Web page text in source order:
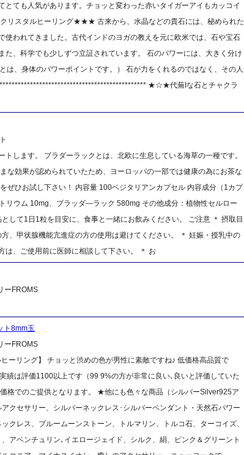
とても人気があります。チョッと変わった赤いタイガーアイもカッコイ
スタルヒーリング★★★ 古来から、水晶などの貴石には、秘められた
使われてきました。古代インドのヨガの教えを元に欧米では、石や宝石
た、科学でも少しずつ立証されています。 石のパワーには、大きく分け
は、身体のパワーポイントです。） 石が力をくれるのではなく、その人
★☆★代蕪Iな石とチャクラ
します。 ブラダーラックとは、北欧に生息している海草の一種です。
な効果が認められていたため、ヨーロッパの一部では健康の為にお茶な
ぜひお試し下さい！ 内容量 100ベジタリアンカプセル 内容成分（1カプ
リウム 10mg、ブラッダ―ラック 580mg その他成分：植物性セルロー
して1日1粒を目安に、食事と一緒にお飲みください。 ご注意 ＊ 摂取目
、甲状腺機能亢進症の方の使用は避けてください。 ＊ 妊娠・授乳中の
は、ご使用前に医師に相談して下さい。 ＊ お
ーFROMS
ト8mm玉
ーFROMS
ーリング】 チョッと渋めの色が男性に素敵ですね♪ 低価格高品質で
績は評価1100以上です（99 9%の方が非常に良い､良いと評価していた
格でのご提供となります。 ★他にも色々な商品（シルバーSilver925ア
クセサリー、シルバーネックレス･シルバーペンダント・天然石パワー
クレス、ブルームーンストーン、トルマリン、トルコ石、ターコイズ、
アベンチュリン､イエロージェイド、シルク、絹、ピンク＆グリーント